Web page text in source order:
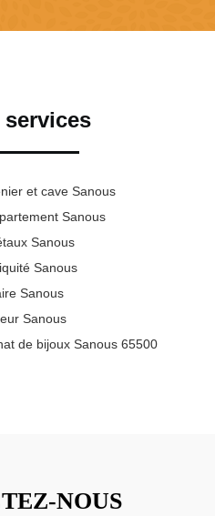
et cave Sanous
Sanous
Sanous
Sanous
Sanous
Sanous
de bijoux Sanous 65500
NOUS